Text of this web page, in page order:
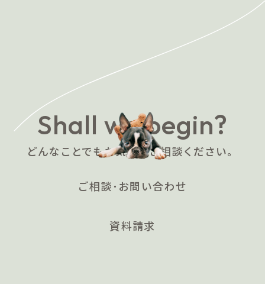
Shall we begin?
どんなことでもお気軽にご相談ください。
ご相談･お問い合わせ
資料請求